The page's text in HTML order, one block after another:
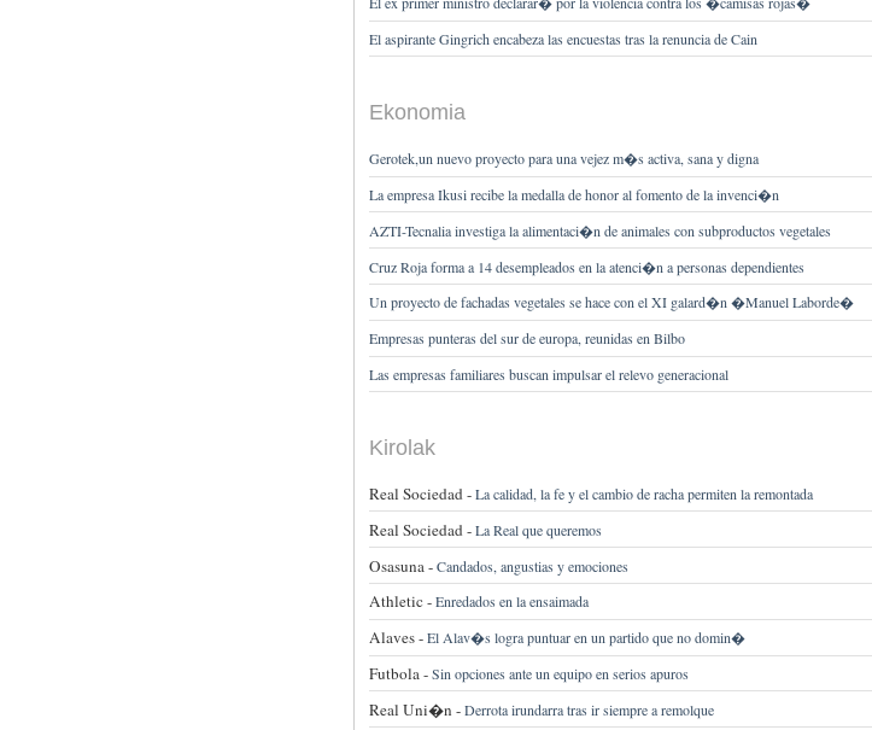
El aspirante Gingrich encabeza las encuestas tras la renuncia de Cain
Ekonomia
Gerotek,un nuevo proyecto para una vejez m�s activa, sana y digna
La empresa Ikusi recibe la medalla de honor al fomento de la invenci�n
AZTI-Tecnalia investiga la alimentaci�n de animales con subproductos vegetales
Cruz Roja forma a 14 desempleados en la atenci�n a personas dependientes
Un proyecto de fachadas vegetales se hace con el XI galard�n �Manuel Laborde�
Empresas punteras del sur de europa, reunidas en Bilbo
Las empresas familiares buscan impulsar el relevo generacional
Kirolak
Real Sociedad -La calidad, la fe y el cambio de racha permiten la remontada
Real Sociedad -La Real que queremos
Osasuna -Candados, angustias y emociones
Athletic -Enredados en la ensaimada
Alaves -El Alav�s logra puntuar en un partido que no domin�
Futbola -Sin opciones ante un equipo en serios apuros
Real Uni�n -Derrota irundarra tras ir siempre a remolque